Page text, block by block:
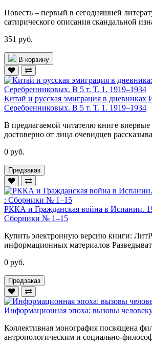
Повесть – первый в сегодняшней
сатирического описания скандальной
351 руб.
В корзину
Китай и русская эмиграция в
Серебренниковых. В 5 т. Т. 1. 1919–1934
В предлагаемой читателю книге
достоверно от лица очевидцев
0 руб.
Предзаказ
РККА и Гражданская война в Испании.
Сборники № 1–15
Купить электронную версию книги:
информационных материалов
0 руб.
Предзаказ
Информационная эпоха: вызовы
Коллективная монография посвящена
антропологическим и социально-